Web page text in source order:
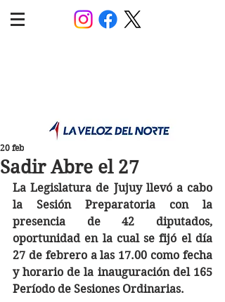
Sadir Abre el 27
20 feb
La Legislatura de Jujuy llevó a cabo
la Sesión Preparatoria con la
presencia de 42 diputados,
oportunidad en la cual se fijó el día
27 de febrero a las 17.00 como fecha
y horario de la inauguración del 165
Período de Sesiones Ordinarias.